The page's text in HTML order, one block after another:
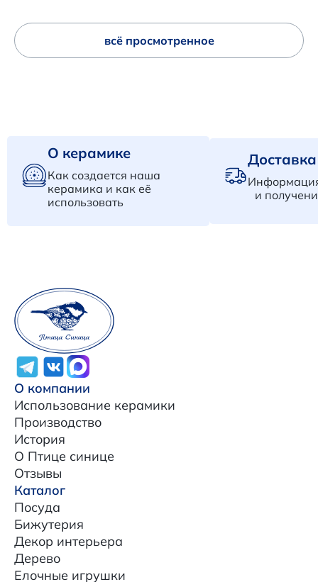
всё просмотренное
О керамике
Как создается наша
керамика и как её
использовать
и
О компании
Использование керамики
Производство
История
О Птице синице
Отзывы
Каталог
Посуда
Бижутерия
Декор интерьера
Дерево
Елочные игрушки